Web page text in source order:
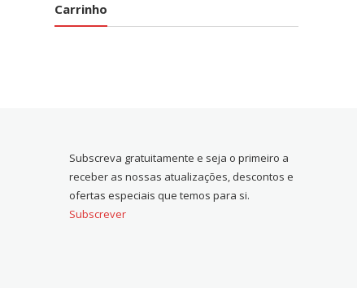
Carrinho
Subscreva gratuitamente e seja o primeiro a
receber as nossas atualizações, descontos e
ofertas especiais que temos para si.
Subscrever